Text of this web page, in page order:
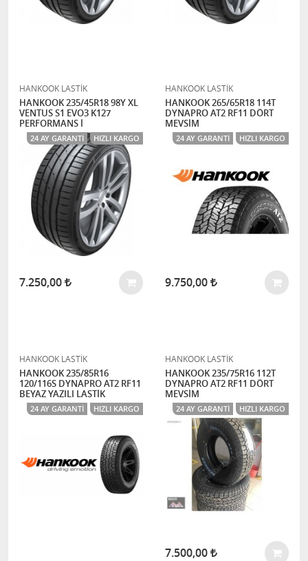
HANKOOK LASTİK
HANKOOK 235/45R18 98Y XL
VENTUS S1 EVO3 K127
PERFORMANS İ
24 AY GARANTI HIZLI KARGO
7.250,00
HANKOOK LASTİK
HANKOOK 265/65R18 114T
DYNAPRO AT2 RF11 DÖRT
MEVSİM
24 AY GARANTI HIZLI KARGO
9.750,00
HANKOOK LASTİK
HANKOOK 235/85R16
120/116S DYNAPRO AT2 RF11
BEYAZ YAZILI LASTİK
24 AY GARANTI HIZLI KARGO
HANKOOK LASTİK
HANKOOK 235/75R16 112T
DYNAPRO AT2 RF11 DÖRT
MEVSİM
24 AY GARANTI HIZLI KARGO
7.500,00